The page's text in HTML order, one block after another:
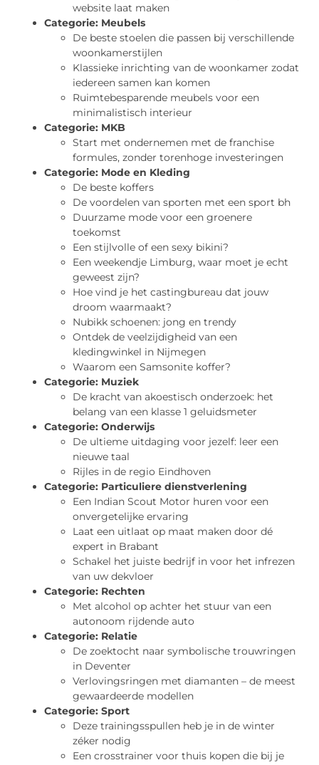
website laat maken
Categorie: Meubels
De beste stoelen die passen bij verschillende
woonkamerstijlen
Klassieke inrichting van de woonkamer zodat
iedereen samen kan komen
Ruimtebesparende meubels voor een
minimalistisch interieur
Categorie: MKB
Start met ondernemen met de franchise
formules, zonder torenhoge investeringen
Categorie: Mode en Kleding
De beste koffers
De voordelen van sporten met een sport bh
Duurzame mode voor een groenere
toekomst
Een stijlvolle of een sexy bikini?
Een weekendje Limburg, waar moet je echt
geweest zijn?
Hoe vind je het castingbureau dat jouw
droom waarmaakt?
Nubikk schoenen: jong en trendy
Ontdek de veelzijdigheid van een
kledingwinkel in Nijmegen
Waarom een Samsonite koffer?
Categorie: Muziek
De kracht van akoestisch onderzoek: het
belang van een klasse 1 geluidsmeter
Categorie: Onderwijs
De ultieme uitdaging voor jezelf: leer een
nieuwe taal
Rijles in de regio Eindhoven
Categorie: Particuliere dienstverlening
Een Indian Scout Motor huren voor een
onvergetelijke ervaring
Laat een uitlaat op maat maken door dé
expert in Brabant
Schakel het juiste bedrijf in voor het infrezen
van uw dekvloer
Categorie: Rechten
Met alcohol op achter het stuur van een
autonoom rijdende auto
Categorie: Relatie
De zoektocht naar symbolische trouwringen
in Deventer
Verlovingsringen met diamanten – de meest
gewaardeerde modellen
Categorie: Sport
Deze trainingsspullen heb je in de winter
zéker nodig
Een crosstrainer voor thuis kopen die bij je